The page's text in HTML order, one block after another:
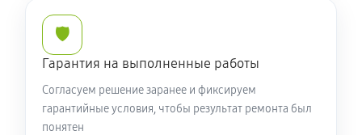
🛡️
Гарантия на выполненные работы
Согласуем решение заранее и фиксируем
гарантийные условия, чтобы результат ремонта был
понятен